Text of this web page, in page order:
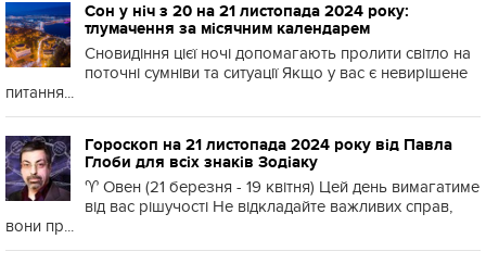
Сон у ніч з 20 на 21 листопада 2024 року:
тлумачення за місячним календарем
Сновидіння цієї ночі допомагають пролити світло на
поточні сумніви та ситуації Якщо у вас є невирішене
питання...
Гороскоп на 21 листопада 2024 року від Павла
Глоби для всіх знаків Зодіаку
♈️ Овен (21 березня - 19 квітня) Цей день вимагатиме
від вас рішучості Не відкладайте важливих справ,
вони пр...